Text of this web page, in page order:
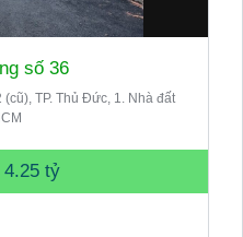
số 36
(cũ), TP. Thủ Đức, 1. Nhà đất
4.25 tỷ